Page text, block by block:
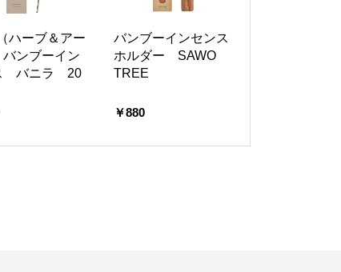
ハーブ＆アー
ンブーイン
バニラ 20
バンブーインセンス
ホルダー SAWO
TREE
￥880